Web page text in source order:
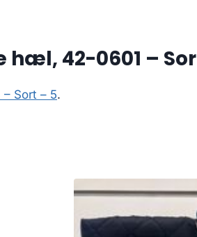
42-0601 –
Sort – 5.